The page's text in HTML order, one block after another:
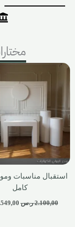
استقبال مناسبات
كامل
2.100,00 ر.س